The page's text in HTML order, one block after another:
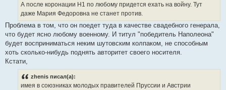
А после коронации Н1 по любому придется ехать на войну. Тут
даже Мария Федоровна не станет против.
Проблема в том, что он поедет туда в качестве свадебного генерала,
что будет ясно любому военному. И титул "победитель Наполеона"
будет восприниматься неким шутовским колпаком, не способным
хоть сколько-нибудь поднять авторитет своего носителя.
Кстати,
zhenis писал(а):
имея в союзниках молодых правителей Пруссии и Австрии